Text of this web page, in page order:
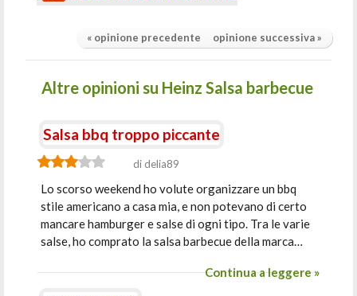
« opinione precedente opinione successiva »
Altre opinioni su Heinz Salsa barbecue
Salsa bbq troppo piccante
di delia89
Lo scorso weekend ho volute organizzare un bbq
stile americano a casa mia, e non potevano di certo
mancare hamburger e salse di ogni tipo. Tra le varie
salse, ho comprato la salsa barbecue della marca…
Continua a leggere »